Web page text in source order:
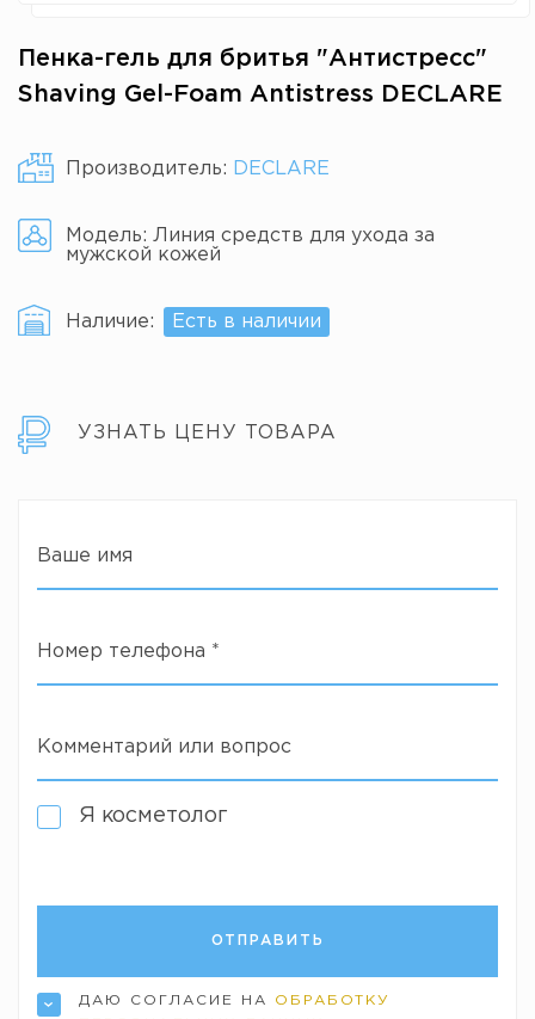
Пенка-гель для бритья "Антистресс"
Shaving Gel-Foam Antistress DECLARE
Производитель: DECLARE
Модель: Линия средств для ухода за
мужской кожей
Наличие: Есть в наличии
УЗНАТЬ ЦЕНУ ТОВАРА
Ваше имя
Номер телефона *
Комментарий или вопрос
Я косметолог
ДАЮ СОГЛАСИЕ НА ОБРАБОТКУ